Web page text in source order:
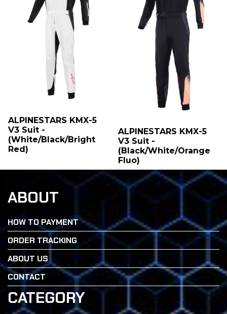
ALPINESTARS KMX-5
V3 Suit -
(White/Black/Bright
Red)
ALPINESTARS KMX-5
V3 Suit -
(Black/White/Orange
Fluo)
ABOUT
HOW TO PAYMENT
ORDER TRACKING
ABOUT US
CONTACT
CATEGORY